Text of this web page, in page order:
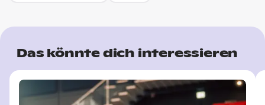
Das könnte dich interessieren